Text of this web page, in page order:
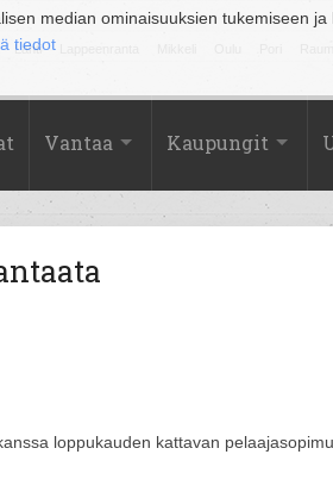
median ominaisuuksien tukemiseen
tiedot
Lahti
Vantaa Kaupungit
loppukauden kattavan